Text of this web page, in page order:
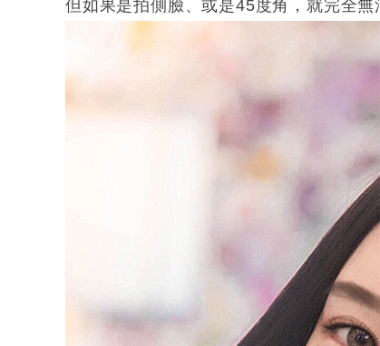
但如果是拍側臉、或是45度角，就完全無